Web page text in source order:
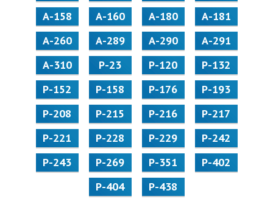
А-158
А-160 А-180
А-181
А-260
А-289 А-290
А-291
А-310
Р-23 Р-120
Р-132
Р-152
Р-158 Р-176
Р-193
Р-208
Р-215 Р-216
Р-217
Р-221
Р-228 Р-229
Р-242
Р-243
Р-269 Р-351
Р-402
Р-404
Р-438